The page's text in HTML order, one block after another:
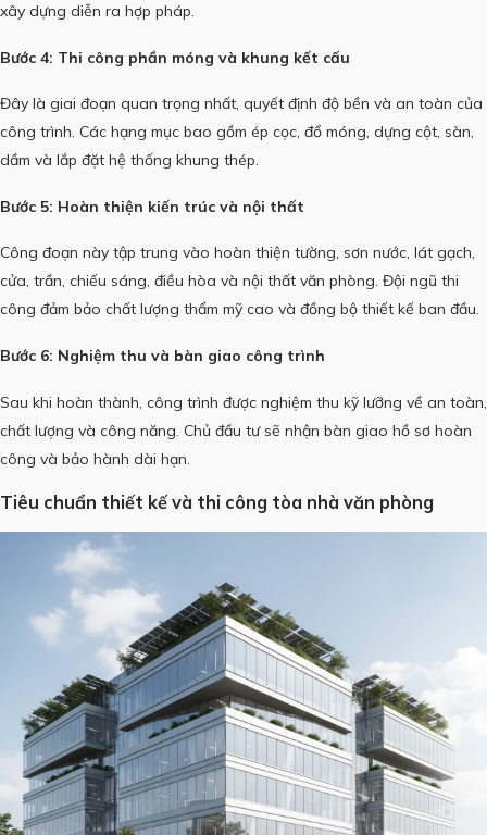
xây dựng diễn ra hợp pháp.
Bước 4: Thi công phần móng và khung kết cấu
Đây là giai đoạn quan trọng nhất, quyết định độ bền và an toàn của
công trình. Các hạng mục bao gồm ép cọc, đổ móng, dựng cột, sàn,
dầm và lắp đặt hệ thống khung thép.
Bước 5: Hoàn thiện kiến trúc và nội thất
Công đoạn này tập trung vào hoàn thiện tường, sơn nước, lát gạch,
cửa, trần, chiếu sáng, điều hòa và nội thất văn phòng. Đội ngũ thi
công đảm bảo chất lượng thẩm mỹ cao và đồng bộ thiết kế ban đầu.
Bước 6: Nghiệm thu và bàn giao công trình
Sau khi hoàn thành, công trình được nghiệm thu kỹ lưỡng về an toàn,
chất lượng và công năng. Chủ đầu tư sẽ nhận bàn giao hồ sơ hoàn
công và bảo hành dài hạn.
Tiêu chuẩn thiết kế và thi công tòa nhà văn phòng